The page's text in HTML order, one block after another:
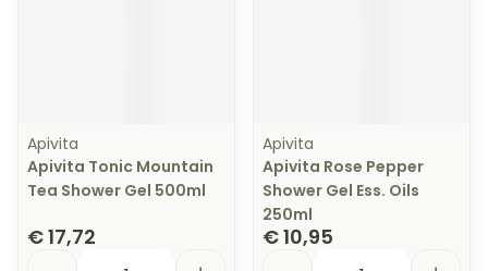
Apivita
Apivita Tonic Mountain
Tea Shower Gel 500ml
€ 17,72
Apivita
Apivita Rose Pepper
Shower Gel Ess. Oils
250ml
€ 10,95